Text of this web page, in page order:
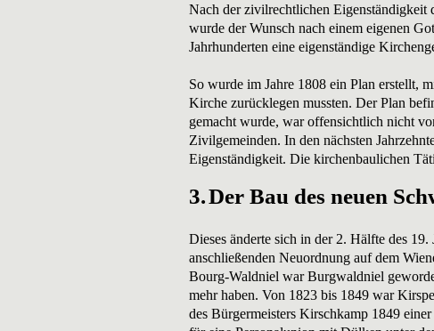
Nach der zivilrechtlichen Eigenständigkeit
wurde der Wunsch nach einem eigenen
Jahrhunderten eine eigenständige
So wurde im Jahre 1808 ein Plan erstellt,
Kirche zurücklegen mussten. Der Plan
gemacht wurde, war offensichtlich nicht
Zivilgemeinden. In den nächsten
Eigenständigkeit. Die kirchenbaulichen
3.Der Bau des neuen
Dieses änderte sich in der 2. Hälfte des
anschließenden Neuordnung auf dem
Bourg-Waldniel war Burgwaldniel
mehr haben. Von 1823 bis 1849 war
des Bürgermeisters Kirschkamp 1849